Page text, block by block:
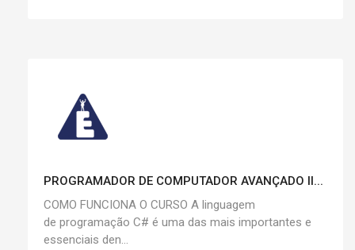
PROGRAMADOR DE COMPUTADOR AVANÇADO II...
COMO FUNCIONA O CURSO A linguagem
de programação C# é uma das mais importantes e
essenciais den...